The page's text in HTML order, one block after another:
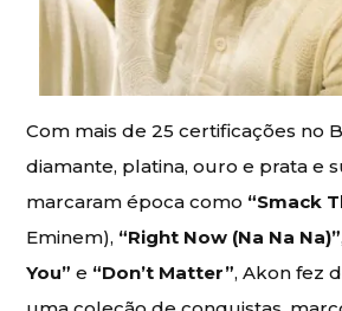
Com mais de 25 certificações no
diamante, platina, ouro e prata e
marcaram época como “Smack
Eminem), “Right Now (Na Na Na)”,
You” e “Don’t Matter”, Akon fez